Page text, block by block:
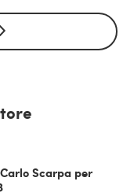
Scarpa per